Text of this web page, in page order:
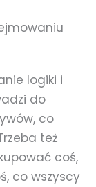
logiki i
do
co
też
coś,
co wszyscy